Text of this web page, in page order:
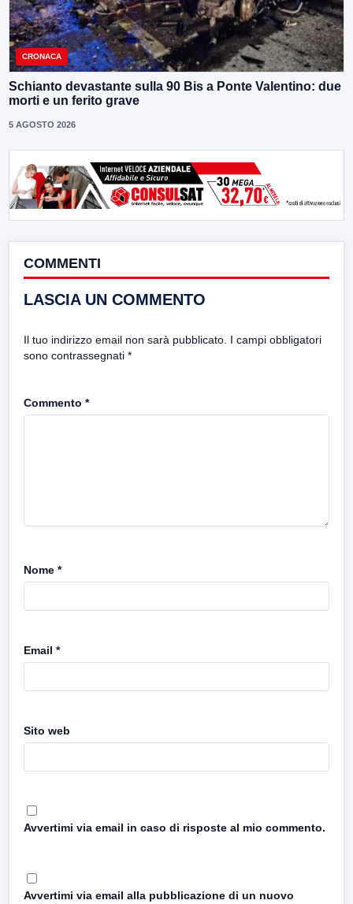
CRONACA
Schianto devastante sulla 90 Bis a Ponte Valentino: due
morti e un ferito grave
5 AGOSTO 2026
COMMENTI
LASCIA UN COMMENTO
Il tuo indirizzo email non sarà pubblicato. I campi obbligatori
sono contrassegnati *
Commento *
Nome *
Email *
Sito web
Avvertimi via email in caso di risposte al mio commento.
Avvertimi via email alla pubblicazione di un nuovo